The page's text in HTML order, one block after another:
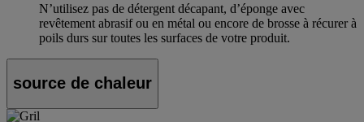
N’utilisez pas de détergent décapant, d’éponge avec
revêtement abrasif ou en métal ou encore de brosse à récurer à
poils durs sur toutes les surfaces de votre produit.
source de chaleur